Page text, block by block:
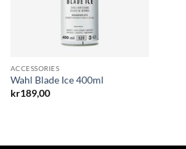
ACCESSORIES
Wahl Blade Ice 400ml
kr189,00